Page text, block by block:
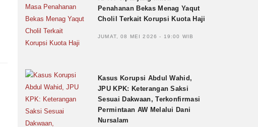
Penahanan Bekas Menag Yaqut
Cholil Terkait Korupsi Kuota Haji
JUMAT, 08 MEI 2026 - 19:00 WIB
Kasus Korupsi Abdul Wahid,
JPU KPK: Keterangan Saksi
Sesuai Dakwaan, Terkonfirmasi
Permintaan AW Melalui Dani
Nursalam